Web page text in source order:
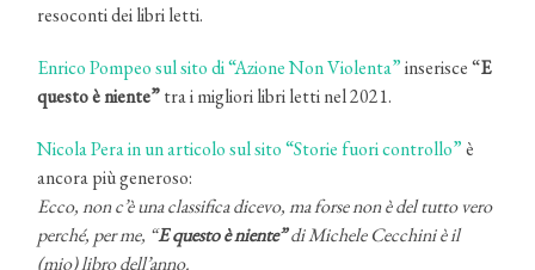
resoconti dei libri letti.
Enrico Pompeo sul sito di “Azione Non Violenta”inserisce “E
questo è niente”tra i migliori libri letti nel 2021.
Nicola Pera in un articolo sul sito “Storie fuori controllo”è
ancora più generoso:
Ecco, non c’è una classifica dicevo, ma forse non è del tutto vero
perché, per me, “E questo è niente”di Michele Cecchini è il
(mio) libro dell’anno.